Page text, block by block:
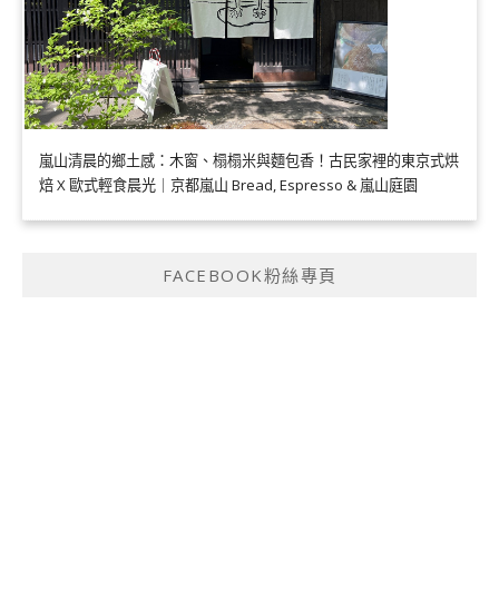
嵐山清晨的鄉土感：木窗、榻榻米與麵包香！古民家裡的東京式烘
焙 X 歐式輕食晨光｜京都嵐山 Bread, Espresso & 嵐山庭園
FACEBOOK粉絲專頁